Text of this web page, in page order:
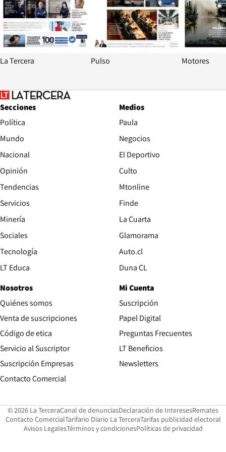
La Tercera Pulso Motores
Secciones
Política
Mundo
Nacional
Opinión
Tendencias
Servicios
Minería
Sociales
Tecnología
LT Educa
Medios
Paula
Negocios
El Deportivo
Culto
Mtonline
Finde
La Cuarta
Glamorama
Auto.clOpens in new window
Duna CLOpens in new window
Nosotros
Quiénes somos
Venta de suscripciones
Código de etica Opens in new window
Servicio al Suscriptor
Suscripción Empresas
Contacto ComercialOpens in new window
Mi Cuenta
Suscripción
Papel DigitalOpens in new
Preguntas Frecuentes
LT Beneficios
Newsletters
© 2026 La TerceraCanal de denunciasOpens in new window
Declaración de InteresesOpens in
Remates
Contacto ComercialOpens in new window
Tarifario Diario La TerceraOpens in new window
Tarifas publicidad electoral
Avisos LegalesOpens in new window
Términos y condicionesPolíticas de privacidad